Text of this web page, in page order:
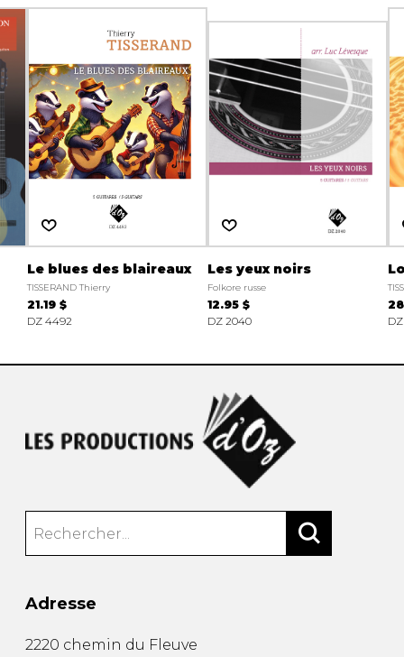
Le blues des blaireaux
TISSERAND Thierry
21.19 $
DZ 4492
Les yeux noirs
Folkore russe
12.95 $
DZ 2040
Adresse
2220 chemin du Fleuve